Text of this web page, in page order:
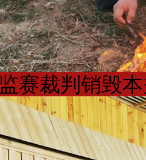
监赛裁判销毁